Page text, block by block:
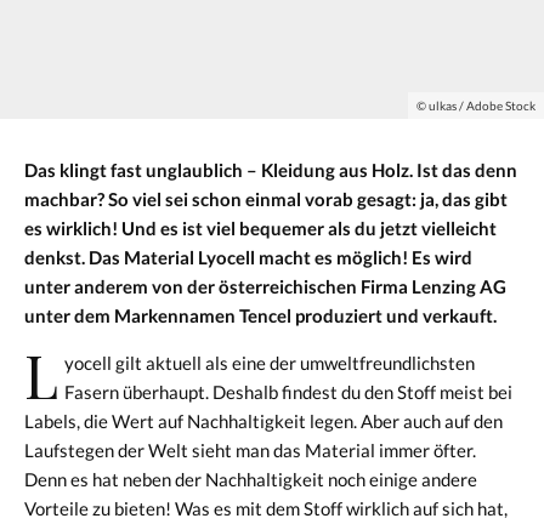
© ulkas / Adobe Stock
Das klingt fast unglaublich – Kleidung aus Holz. Ist das denn
machbar? So viel sei schon einmal vorab gesagt: ja, das gibt
es wirklich! Und es ist viel bequemer als du jetzt vielleicht
denkst. Das Material Lyocell macht es möglich! Es wird
unter anderem von der österreichischen Firma Lenzing AG
unter dem Markennamen Tencel produziert und verkauft.
L yocell gilt aktuell als eine der umweltfreundlichsten
Fasern überhaupt. Deshalb findest du den Stoff meist bei
Labels, die Wert auf Nachhaltigkeit legen. Aber auch auf den
Laufstegen der Welt sieht man das Material immer öfter.
Denn es hat neben der Nachhaltigkeit noch einige andere
Vorteile zu bieten! Was es mit dem Stoff wirklich auf sich hat,